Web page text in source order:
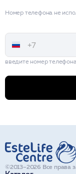
Номер телефона не
введите номер
©2013–2026 Все права